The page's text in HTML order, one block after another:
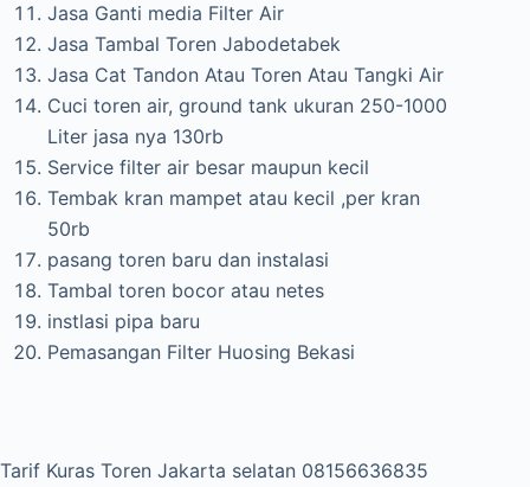
Jasa Ganti media Filter Air
Jasa Tambal Toren Jabodetabek
Jasa Cat Tandon Atau Toren Atau Tangki Air
Cuci toren air, ground tank ukuran 250-1000
Liter jasa nya 130rb
Service filter air besar maupun kecil
Tembak kran mampet atau kecil ,per kran
50rb
pasang toren baru dan instalasi
Tambal toren bocor atau netes
instlasi pipa baru
Pemasangan Filter Huosing Bekasi
Tarif Kuras Toren Jakarta selatan 08156636835